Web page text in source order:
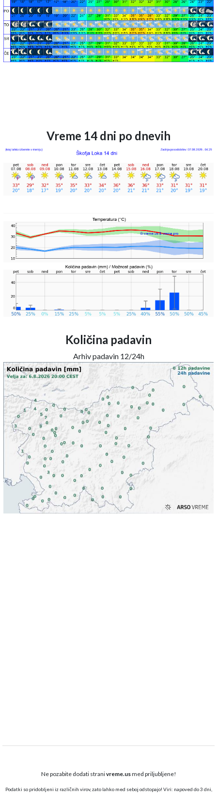
Vreme 14 dni po dnevih
Količina padavin
Arhiv padavin 12/24h
Ne pozabite dodati stranivreme.usmed priljubljene!
Podatki so pridobljeni iz različnih virov, zato lahko med seboj odstopajo! Viri: napoved do 3 dni,